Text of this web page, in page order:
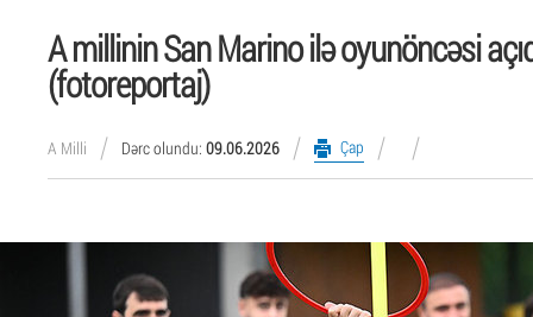
A millinin San Marino ilə oyunöncəsi
(fotoreportaj)
A Milli Dərc olundu: 09.06.2026 Çap